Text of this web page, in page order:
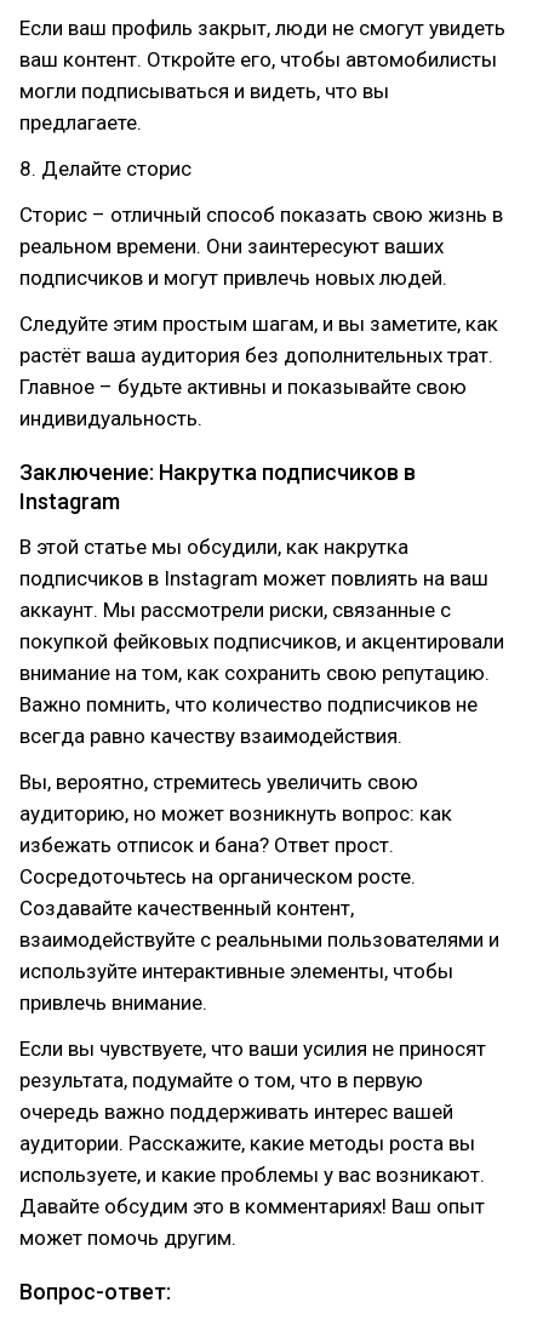
Если ваш профиль закрыт, люди не смогут увидеть
ваш контент. Откройте его, чтобы автомобилисты
могли подписываться и видеть, что вы
предлагаете.
8. Делайте сторис
Сторис – отличный способ показать свою жизнь в
реальном времени. Они заинтересуют ваших
подписчиков и могут привлечь новых людей.
Следуйте этим простым шагам, и вы заметите, как
растёт ваша аудитория без дополнительных трат.
Главное – будьте активны и показывайте свою
индивидуальность.
Заключение: Накрутка подписчиков в
Instagram
В этой статье мы обсудили, как накрутка
подписчиков в Instagram может повлиять на ваш
аккаунт. Мы рассмотрели риски, связанные с
покупкой фейковых подписчиков, и акцентировали
внимание на том, как сохранить свою репутацию.
Важно помнить, что количество подписчиков не
всегда равно качеству взаимодействия.
Вы, вероятно, стремитесь увеличить свою
аудиторию, но может возникнуть вопрос: как
избежать отписок и бана? Ответ прост.
Сосредоточьтесь на органическом росте.
Создавайте качественный контент,
взаимодействуйте с реальными пользователями и
используйте интерактивные элементы, чтобы
привлечь внимание.
Если вы чувствуете, что ваши усилия не приносят
результата, подумайте о том, что в первую
очередь важно поддерживать интерес вашей
аудитории. Расскажите, какие методы роста вы
используете, и какие проблемы у вас возникают.
Давайте обсудим это в комментариях! Ваш опыт
может помочь другим.
Вопрос-ответ: